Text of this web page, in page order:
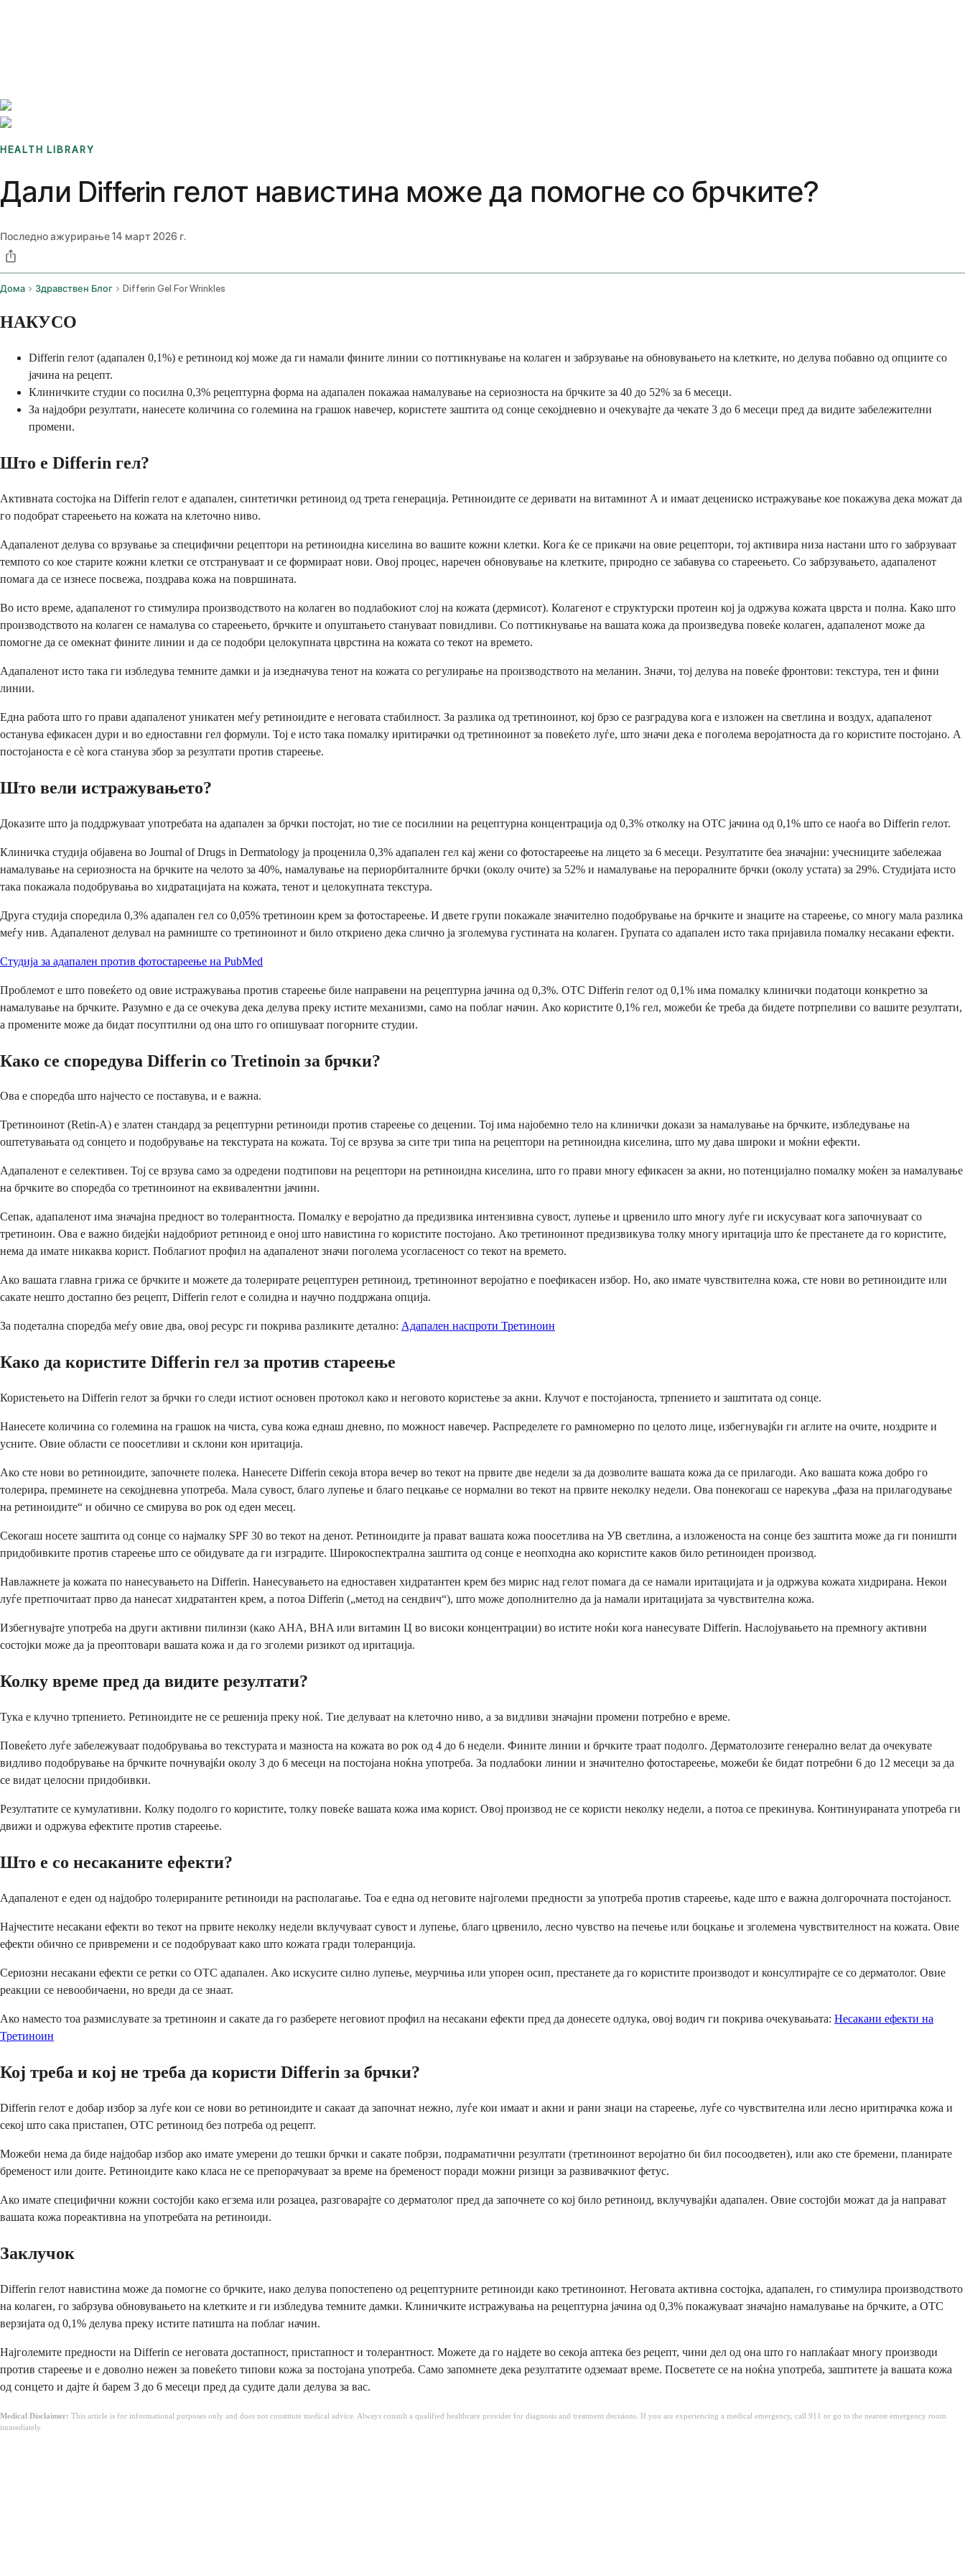
HEALTH LIBRARY
Дали Differin гелот навистина може да помогне со брчките?
Последно ажурирање14 март 2026 г.
Дома Здравствен Блог Differin Gel For Wrinkles
НАКУСО
Differin гелот (адапален 0,1%) е ретиноид кој може да ги намали фините линии со поттикнување на колаген и забрзување на обновувањето на клетките, но делува побавно од опциите со
јачина на рецепт.
Клиничките студии со посилна 0,3% рецептурна форма на адапален покажаа намалување на сериозноста на брчките за 40 до 52% за 6 месеци.
За најдобри резултати, нанесете количина со големина на грашок навечер, користете заштита од сонце секојдневно и очекувајте да чекате 3 до 6 месеци пред да видите забележителни
промени.
Што е Differin гел?
Активната состојка на Differin гелот е адапален, синтетички ретиноид од трета генерација. Ретиноидите се деривати на витаминот А и имаат децениско истражување кое покажува дека можат да
го подобрат стареењето на кожата на клеточно ниво.
Адапаленот делува со врзување за специфични рецептори на ретиноидна киселина во вашите кожни клетки. Кога ќе се прикачи на овие рецептори, тој активира низа настани што го забрзуваат
темпото со кое старите кожни клетки се отстрануваат и се формираат нови. Овој процес, наречен обновување на клетките, природно се забавува со стареењето. Со забрзувањето, адапаленот
помага да се изнесе посвежа, поздрава кожа на површината.
Во исто време, адапаленот го стимулира производството на колаген во подлабокиот слој на кожата (дермисот). Колагенот е структурски протеин кој ја одржува кожата цврста и полна. Како што
производството на колаген се намалува со стареењето, брчките и опуштањето стануваат повидливи. Со поттикнување на вашата кожа да произведува повеќе колаген, адапаленот може да
помогне да се омекнат фините линии и да се подобри целокупната цврстина на кожата со текот на времето.
Адапаленот исто така ги избледува темните дамки и ја изедначува тенот на кожата со регулирање на производството на меланин. Значи, тој делува на повеќе фронтови: текстура, тен и фини
линии.
Една работа што го прави адапаленот уникатен меѓу ретиноидите е неговата стабилност. За разлика од третиноинот, кој брзо се разградува кога е изложен на светлина и воздух, адапаленот
останува ефикасен дури и во едноставни гел формули. Тој е исто така помалку иритирачки од третиноинот за повеќето луѓе, што значи дека е поголема веројатноста да го користите постојано. А
постојаноста е сè кога станува збор за резултати против стареење.
Што вели истражувањето?
Доказите што ја поддржуваат употребата на адапален за брчки постојат, но тие се посилнии на рецептурна концентрација од 0,3% отколку на OTC јачина од 0,1% што се наоѓа во Differin гелот.
Клиничка студија објавена во Journal of Drugs in Dermatology ја проценила 0,3% адапален гел кај жени со фотостареење на лицето за 6 месеци. Резултатите беа значајни: учесниците забележаа
намалување на сериозноста на брчките на челото за 40%, намалување на периорбиталните брчки (околу очите) за 52% и намалување на пероралните брчки (околу устата) за 29%. Студијата исто
така покажала подобрувања во хидратацијата на кожата, тенот и целокупната текстура.
Друга студија споредила 0,3% адапален гел со 0,05% третиноин крем за фотостареење. И двете групи покажале значително подобрување на брчките и знаците на стареење, со многу мала разлика
меѓу нив. Адапаленот делувал на рамниште со третиноинот и било откриено дека слично ја зголемува густината на колаген. Групата со адапален исто така пријавила помалку несакани ефекти.
Студија за адапален против фотостареење на PubMed
Проблемот е што повеќето од овие истражувања против стареење биле направени на рецептурна јачина од 0,3%. OTC Differin гелот од 0,1% има помалку клинички податоци конкретно за
намалување на брчките. Разумно е да се очекува дека делува преку истите механизми, само на поблаг начин. Ако користите 0,1% гел, можеби ќе треба да бидете потрпеливи со вашите резултати,
а промените може да бидат посуптилни од она што го опишуваат погорните студии.
Како се споредува Differin со Tretinoin за брчки?
Ова е споредба што најчесто се поставува, и е важна.
Третиноинот (Retin-A) е златен стандард за рецептурни ретиноиди против стареење со децении. Тој има најобемно тело на клинички докази за намалување на брчките, избледување на
оштетувањата од сонцето и подобрување на текстурата на кожата. Тој се врзува за сите три типа на рецептори на ретиноидна киселина, што му дава широки и моќни ефекти.
Адапаленот е селективен. Тој се врзува само за одредени подтипови на рецептори на ретиноидна киселина, што го прави многу ефикасен за акни, но потенцијално помалку моќен за намалување
на брчките во споредба со третиноинот на еквивалентни јачини.
Сепак, адапаленот има значајна предност во толерантноста. Помалку е веројатно да предизвика интензивна сувост, лупење и црвенило што многу луѓе ги искусуваат кога започнуваат со
третиноин. Ова е важно бидејќи најдобриот ретиноид е оној што навистина го користите постојано. Ако третиноинот предизвикува толку многу иритација што ќе престанете да го користите,
нема да имате никаква корист. Поблагиот профил на адапаленот значи поголема усогласеност со текот на времето.
Ако вашата главна грижа се брчките и можете да толерирате рецептурен ретиноид, третиноинот веројатно е поефикасен избор. Но, ако имате чувствителна кожа, сте нови во ретиноидите или
сакате нешто достапно без рецепт, Differin гелот е солидна и научно поддржана опција.
За подетална споредба меѓу овие два, овој ресурс ги покрива разликите детално: Адапален наспроти Третиноин
Како да користите Differin гел за против стареење
Користењето на Differin гелот за брчки го следи истиот основен протокол како и неговото користење за акни. Клучот е постојаноста, трпението и заштитата од сонце.
Нанесете количина со големина на грашок на чиста, сува кожа еднаш дневно, по можност навечер. Распределете го рамномерно по целото лице, избегнувајќи ги аглите на очите, ноздрите и
усните. Овие области се поосетливи и склони кон иритација.
Ако сте нови во ретиноидите, започнете полека. Нанесете Differin секоја втора вечер во текот на првите две недели за да дозволите вашата кожа да се прилагоди. Ако вашата кожа добро го
толерира, преминете на секојдневна употреба. Мала сувост, благо лупење и благо пецкање се нормални во текот на првите неколку недели. Ова понекогаш се нарекува „фаза на прилагодување
на ретиноидите“ и обично се смирува во рок од еден месец.
Секогаш носете заштита од сонце со најмалку SPF 30 во текот на денот. Ретиноидите ја прават вашата кожа поосетлива на УВ светлина, а изложеноста на сонце без заштита може да ги поништи
придобивките против стареење што се обидувате да ги изградите. Широкоспектрална заштита од сонце е неопходна ако користите каков било ретиноиден производ.
Навлажнете ја кожата по нанесувањето на Differin. Нанесувањето на едноставен хидратантен крем без мирис над гелот помага да се намали иритацијата и ја одржува кожата хидрирана. Некои
луѓе претпочитаат прво да нанесат хидратантен крем, а потоа Differin („метод на сендвич“), што може дополнително да ја намали иритацијата за чувствителна кожа.
Избегнувајте употреба на други активни пилинзи (како AHA, BHA или витамин Ц во високи концентрации) во истите ноќи кога нанесувате Differin. Наслојувањето на премногу активни
состојки може да ја преоптовари вашата кожа и да го зголеми ризикот од иритација.
Колку време пред да видите резултати?
Тука е клучно трпението. Ретиноидите не се решенија преку ноќ. Тие делуваат на клеточно ниво, а за видливи значајни промени потребно е време.
Повеќето луѓе забележуваат подобрувања во текстурата и мазноста на кожата во рок од 4 до 6 недели. Фините линии и брчките траат подолго. Дерматолозите генерално велат да очекувате
видливо подобрување на брчките почнувајќи околу 3 до 6 месеци на постојана ноќна употреба. За подлабоки линии и значително фотостареење, можеби ќе бидат потребни 6 до 12 месеци за да
се видат целосни придобивки.
Резултатите се кумулативни. Колку подолго го користите, толку повеќе вашата кожа има корист. Овој производ не се користи неколку недели, а потоа се прекинува. Континуираната употреба ги
движи и одржува ефектите против стареење.
Што е со несаканите ефекти?
Адапаленот е еден од најдобро толерираните ретиноиди на располагање. Тоа е една од неговите најголеми предности за употреба против стареење, каде што е важна долгорочната постојаност.
Најчестите несакани ефекти во текот на првите неколку недели вклучуваат сувост и лупење, благо црвенило, лесно чувство на печење или боцкање и зголемена чувствителност на кожата. Овие
ефекти обично се привремени и се подобруваат како што кожата гради толеранција.
Сериозни несакани ефекти се ретки со OTC адапален. Ако искусите силно лупење, меурчиња или упорен осип, престанете да го користите производот и консултирајте се со дерматолог. Овие
реакции се невообичаени, но вреди да се знаат.
Ако наместо тоа размислувате за третиноин и сакате да го разберете неговиот профил на несакани ефекти пред да донесете одлука, овој водич ги покрива очекувањата: Несакани ефекти на
Третиноин
Кој треба и кој не треба да користи Differin за брчки?
Differin гелот е добар избор за луѓе кои се нови во ретиноидите и сакаат да започнат нежно, луѓе кои имаат и акни и рани знаци на стареење, луѓе со чувствителна или лесно иритирачка кожа и
секој што сака пристапен, OTC ретиноид без потреба од рецепт.
Можеби нема да биде најдобар избор ако имате умерени до тешки брчки и сакате побрзи, подраматични резултати (третиноинот веројатно би бил посоодветен), или ако сте бремени, планирате
бременост или доите. Ретиноидите како класа не се препорачуваат за време на бременост поради можни ризици за развивачкиот фетус.
Ако имате специфични кожни состојби како егзема или розацеа, разговарајте со дерматолог пред да започнете со кој било ретиноид, вклучувајќи адапален. Овие состојби можат да ја направат
вашата кожа пореактивна на употребата на ретиноиди.
Заклучок
Differin гелот навистина може да помогне со брчките, иако делува попостепено од рецептурните ретиноиди како третиноинот. Неговата активна состојка, адапален, го стимулира производството
на колаген, го забрзува обновувањето на клетките и ги избледува темните дамки. Клиничките истражувања на рецептурна јачина од 0,3% покажуваат значајно намалување на брчките, а OTC
верзијата од 0,1% делува преку истите патишта на поблаг начин.
Најголемите предности на Differin се неговата достапност, пристапност и толерантност. Можете да го најдете во секоја аптека без рецепт, чини дел од она што го наплаќаат многу производи
против стареење и е доволно нежен за повеќето типови кожа за постојана употреба. Само запомнете дека резултатите одземаат време. Посветете се на ноќна употреба, заштитете ја вашата кожа
од сонцето и дајте ѝ барем 3 до 6 месеци пред да судите дали делува за вас.
Medical Disclaimer: This article is for informational purposes only and does not constitute medical advice. Always consult a qualified healthcare provider for diagnosis and treatment decisions. If you are experiencing a medical emergency, call 911 or go to the nearest emergency room
immediately.